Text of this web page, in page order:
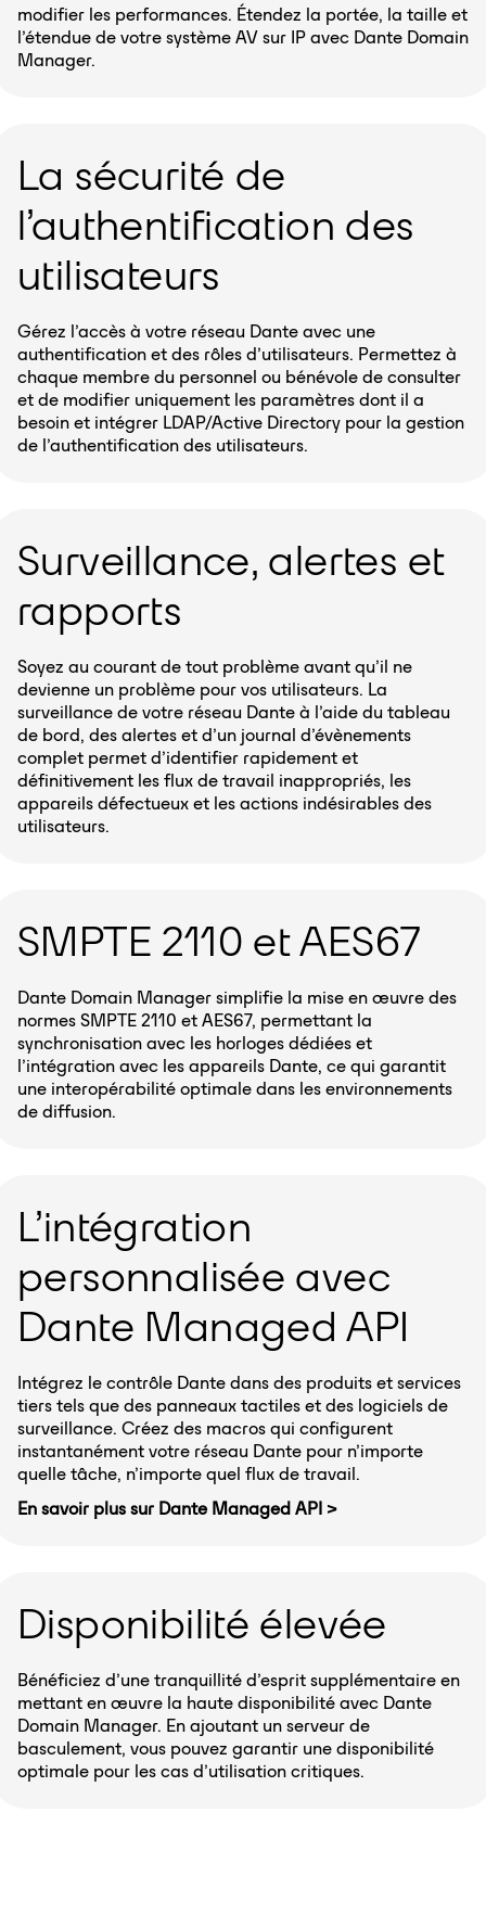
modifier les performances. Étendez la portée, la taille et
l’étendue de votre système AV sur IP avec Dante Domain
Manager.
La sécurité de
l’authentification des
utilisateurs
Gérez l’accès à votre réseau Dante avec une
authentification et des rôles d’utilisateurs. Permettez à
chaque membre du personnel ou bénévole de consulter
et de modifier uniquement les paramètres dont il a
besoin et intégrer LDAP/Active Directory pour la gestion
de l’authentification des utilisateurs.
Surveillance, alertes et
rapports
Soyez au courant de tout problème avant qu’il ne
devienne un problème pour vos utilisateurs. La
surveillance de votre réseau Dante à l’aide du tableau
de bord, des alertes et d’un journal d’évènements
complet permet d’identifier rapidement et
définitivement les flux de travail inappropriés, les
appareils défectueux et les actions indésirables des
utilisateurs.
SMPTE 2110 et AES67
Dante Domain Manager simplifie la mise en œuvre des
normes SMPTE 2110 et AES67, permettant la
synchronisation avec les horloges dédiées et
l’intégration avec les appareils Dante, ce qui garantit
une interopérabilité optimale dans les environnements
de diffusion.
L’intégration
personnalisée avec
Dante Managed API
Intégrez le contrôle Dante dans des produits et services
tiers tels que des panneaux tactiles et des logiciels de
surveillance. Créez des macros qui configurent
instantanément votre réseau Dante pour n’importe
quelle tâche, n’importe quel flux de travail.
En savoir plus sur Dante Managed API >
Disponibilité élevée
Bénéficiez d’une tranquillité d’esprit supplémentaire en
mettant en œuvre la haute disponibilité avec Dante
Domain Manager. En ajoutant un serveur de
basculement, vous pouvez garantir une disponibilité
optimale pour les cas d’utilisation critiques.